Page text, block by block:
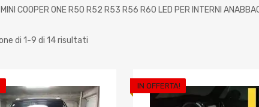
MINI COOPER ONE R50 R52 R53 R56 R60 LED PER INTERNI
di 1-9 di 14 risultati
Aggiungi ai preferiti
IN OFFERTA!